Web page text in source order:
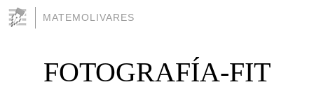
MATEMOLIVARES
FOTOGRAFÍA-FIT